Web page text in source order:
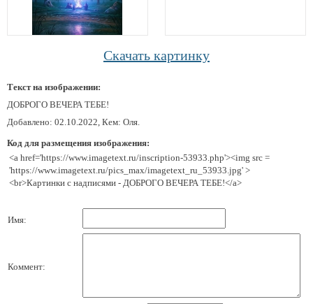
Скачать картинку
Текст на изображении:
ДОБРОГО ВЕЧЕРА ТЕБЕ!
Добавлено: 02.10.2022, Кем: Оля.
Код для размещения изображения:
<a href='https://www.imagetext.ru/inscription-53933.php'><img src =
'https://www.imagetext.ru/pics_max/imagetext_ru_53933.jpg' >
<br>Картинки с надписями - ДОБРОГО ВЕЧЕРА ТЕБЕ!</a>
Имя:
Коммент: